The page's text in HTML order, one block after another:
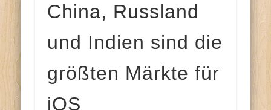
China, Russland
und Indien sind die
größten Märkte für
iOS